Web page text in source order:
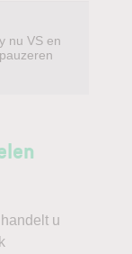
nu VS en
u